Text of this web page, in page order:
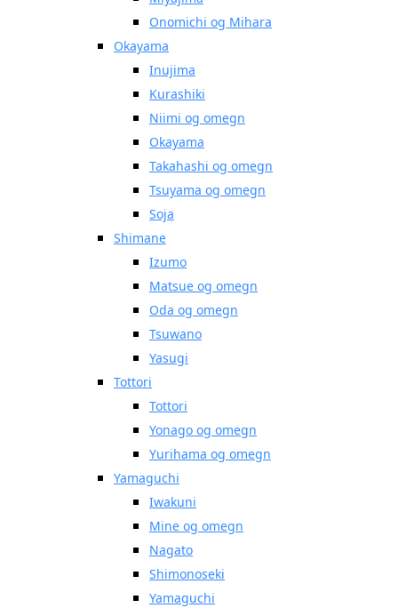
Onomichi og Mihara
Okayama
Inujima
Kurashiki
Niimi og omegn
Okayama
Takahashi og omegn
Tsuyama og omegn
Soja
Shimane
Izumo
Matsue og omegn
Oda og omegn
Tsuwano
Yasugi
Tottori
Tottori
Yonago og omegn
Yurihama og omegn
Yamaguchi
Iwakuni
Mine og omegn
Nagato
Shimonoseki
Yamaguchi